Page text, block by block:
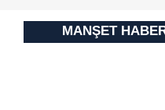
MANŞET